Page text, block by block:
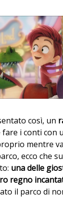
così, un
fare i conti con
mentre
ecco che
una delle
regno
il parco di